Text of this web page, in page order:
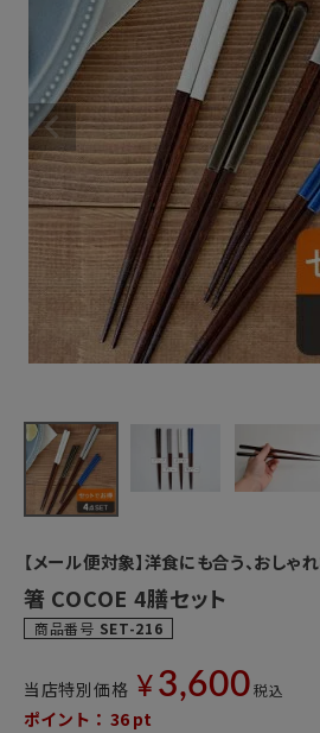
【メール便対象】洋食にも合う、おしゃ
箸 COCOE 4膳セット
商品番号 SET-216
当店特別価格 ¥ 3,600 税込
ポイント： 36 pt